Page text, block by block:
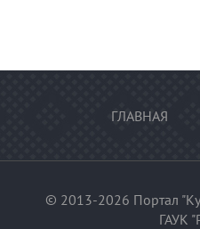
ГЛАВНАЯ
© 2013-2026 Портал
ГАУК